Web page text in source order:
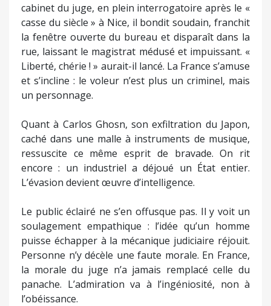
cabinet du juge, en plein interrogatoire après le «
casse du siècle » à Nice, il bondit soudain, franchit
la fenêtre ouverte du bureau et disparaît dans la
rue, laissant le magistrat médusé et impuissant. «
Liberté, chérie ! » aurait-il lancé. La France s’amuse
et s’incline : le voleur n’est plus un criminel, mais
un personnage.
Quant à Carlos Ghosn, son exfiltration du Japon,
caché dans une malle à instruments de musique,
ressuscite ce même esprit de bravade. On rit
encore : un industriel a déjoué un État entier.
L’évasion devient œuvre d’intelligence.
Le public éclairé ne s’en offusque pas. Il y voit un
soulagement empathique : l’idée qu’un homme
puisse échapper à la mécanique judiciaire réjouit.
Personne n’y décèle une faute morale. En France,
la morale du juge n’a jamais remplacé celle du
panache. L’admiration va à l’ingéniosité, non à
l’obéissance.